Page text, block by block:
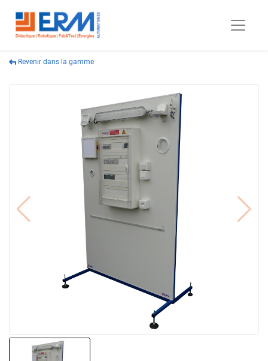
Revenir dans la gamme